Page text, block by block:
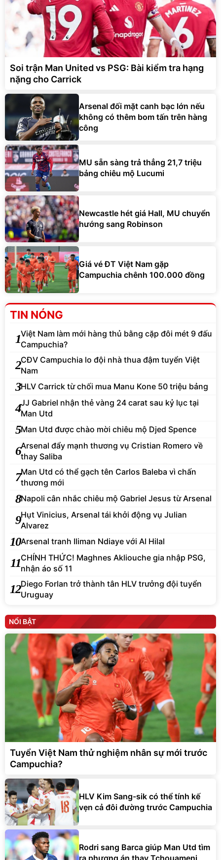
Soi trận Man United vs PSG: Bài kiểm tra hạng
nặng cho Carrick
Arsenal đối mặt canh bạc lớn nếu
không có thêm bom tấn trên hàng
công
MU sẵn sàng trả thẳng 21,7 triệu
bảng chiêu mộ Lucumi
Newcastle hét giá Hall, MU chuyển
hướng sang Robinson
Giá vé ĐT Việt Nam gặp
Campuchia chênh 100.000 đồng
TIN NÓNG
1Việt Nam làm mới hàng thủ bằng cặp đôi mét 9 đấu
Campuchia?
2CĐV Campuchia lo đội nhà thua đậm tuyển Việt
Nam
3HLV Carrick từ chối mua Manu Kone 50 triệu bảng
4JJ Gabriel nhận thẻ vàng 24 carat sau kỷ lục tại
Man Utd
5Man Utd được chào mời chiêu mộ Djed Spence
6Arsenal đẩy mạnh thương vụ Cristian Romero về
thay Saliba
7Man Utd có thể gạch tên Carlos Baleba vì chấn
thương mới
8Napoli cân nhắc chiêu mộ Gabriel Jesus từ Arsenal
9Hụt Vinicius, Arsenal tái khởi động vụ Julian
Alvarez
10Arsenal tranh Iliman Ndiaye với Al Hilal
11CHÍNH THỨC! Maghnes Akliouche gia nhập PSG,
nhận áo số 11
12Diego Forlan trở thành tân HLV trưởng đội tuyển
Uruguay
NỔI BẬT
Tuyển Việt Nam thử nghiệm nhân sự mới trước
Campuchia?
HLV Kim Sang-sik có thể tính kế
vẹn cả đôi đường trước Campuchia
Rodri sang Barca giúp Man Utd tìm